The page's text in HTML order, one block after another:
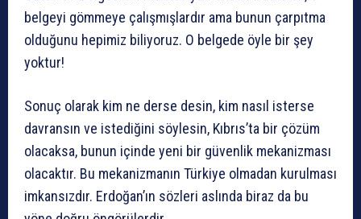
belgeyi gömmeye çalışmışlardır ama bunun çarpıtma
olduğunu hepimiz biliyoruz. O belgede öyle bir şey
yoktur!
Sonuç olarak kim ne derse desin, kim nasıl isterse
davransın ve istediğini söylesin, Kıbrıs’ta bir çözüm
olacaksa, bunun içinde yeni bir güvenlik mekanizması
olacaktır. Bu mekanizmanın Türkiye olmadan kurulması
imkansızdır. Erdoğan’ın sözleri aslında biraz da bu